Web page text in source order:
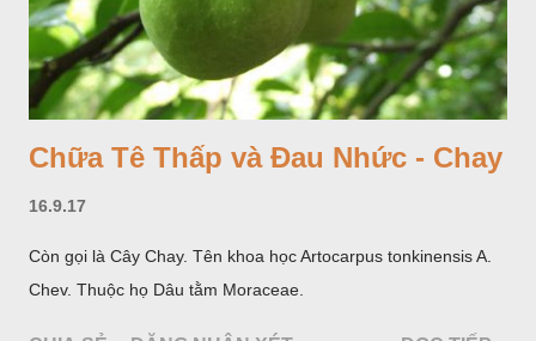
Chữa Tê Thấp và Đau Nhức - Chay
16.9.17
Còn gọi là Cây Chay. Tên khoa học Artocarpus tonkinensis A.
Chev. Thuộc họ Dâu tằm Moraceae.